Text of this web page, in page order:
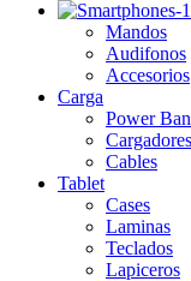
Mandos
Audifonos
Accesorios
Carga
Power
Cargadores
Cables
Tablet
Cases
Laminas
Teclados
Lapiceros